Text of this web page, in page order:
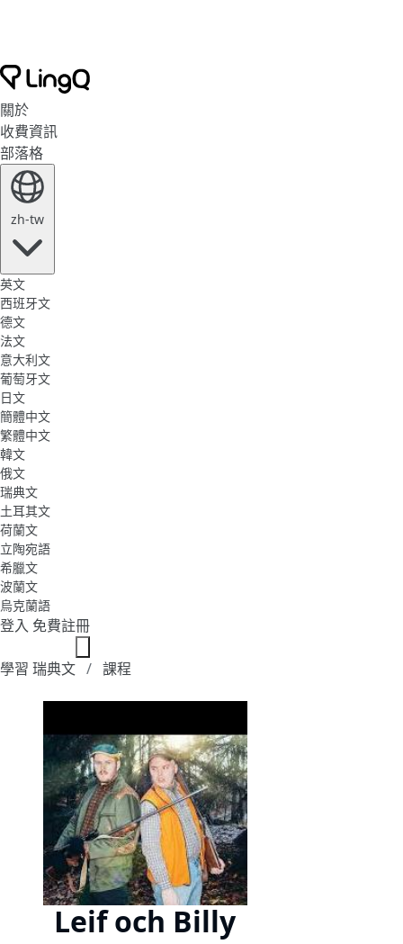
關於
收費資訊
部落格
zh-tw
英文
西班牙文
德文
法文
意大利文
葡萄牙文
日文
簡體中文
繁體中文
韓文
俄文
瑞典文
土耳其文
荷蘭文
立陶宛語
希臘文
波蘭文
烏克蘭語
登入 免費註冊
學習 瑞典文 課程
Leif och Billy